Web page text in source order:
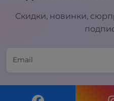
Скидки, новинки,